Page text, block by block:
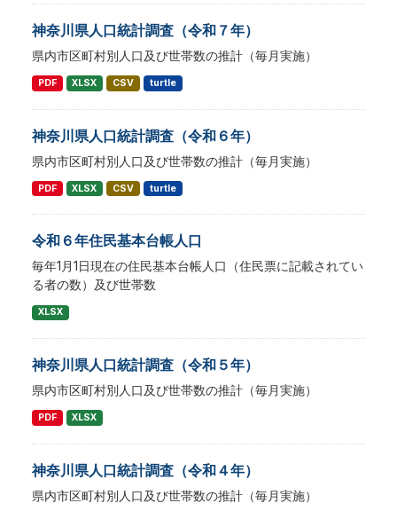
神奈川県人口統計調査（令和７年）
県内市区町村別人口及び世帯数の推計（毎月実施）
PDF XLSX CSV turtle
神奈川県人口統計調査（令和６年）
県内市区町村別人口及び世帯数の推計（毎月実施）
PDF XLSX CSV turtle
令和６年住民基本台帳人口
毎年1月1日現在の住民基本台帳人口（住民票に記載されてい
る者の数）及び世帯数
XLSX
神奈川県人口統計調査（令和５年）
県内市区町村別人口及び世帯数の推計（毎月実施）
PDF XLSX
神奈川県人口統計調査（令和４年）
県内市区町村別人口及び世帯数の推計（毎月実施）